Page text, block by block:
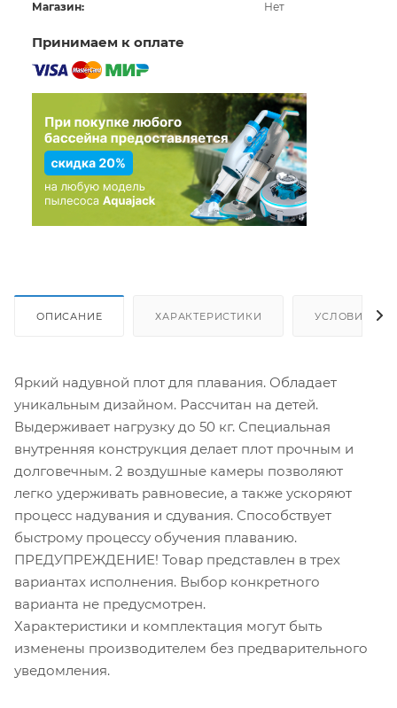
Магазин:
Нет
Принимаем к оплате
ОПИСАНИЕ ХАРАКТЕРИСТИКИ УСЛОВИЯ
Яркий надувной плот для плавания. Обладает
уникальным дизайном. Рассчитан на детей.
Выдерживает нагрузку до 50 кг. Специальная
внутренняя конструкция делает плот прочным и
долговечным. 2 воздушные камеры позволяют
легко удерживать равновесие, а также ускоряют
процесс надувания и сдувания. Способствует
быстрому процессу обучения плаванию.
ПРЕДУПРЕЖДЕНИЕ! Товар представлен в трех
вариантах исполнения. Выбор конкретного
варианта не предусмотрен.
Характеристики и комплектация могут быть
изменены производителем без предварительного
уведомления.